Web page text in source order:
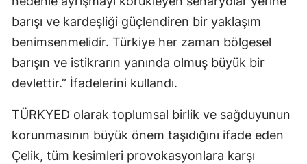
barışı ve kardeşliği güçlendiren bir yaklaşım
benimsenmelidir. Türkiye her zaman bölgesel
barışın ve istikrarın yanında olmuş büyük bir
devlettir.” İfadelerini kullandı.
TÜRKYED olarak toplumsal birlik ve sağduyunun
korunmasının büyük önem taşıdığını ifade eden
Çelik, tüm kesimleri provokasyonlara karşı